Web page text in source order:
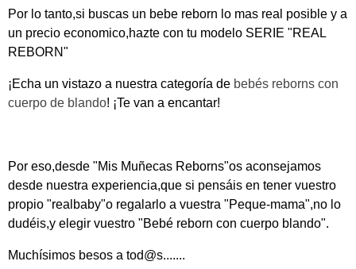
Por lo tanto,si buscas un bebe reborn lo mas real posible y a
un precio economico,hazte con tu modelo SERIE "REAL
REBORN"
¡Echa un vistazo a nuestra categoría de bebés reborns con
cuerpo de blando! ¡Te van a encantar!
Por eso,desde "Mis Muñecas Reborns"os aconsejamos
desde nuestra experiencia,que si pensáis en tener vuestro
propio "realbaby"o regalarlo a vuestra "Peque-mama",no lo
dudéis,y elegir vuestro "Bebé reborn con cuerpo blando".
Muchísimos besos a tod@s.......